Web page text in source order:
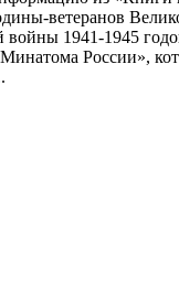
ветеранов
войны 1941-1945
России»,